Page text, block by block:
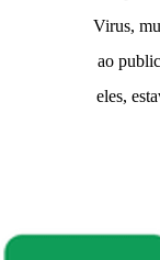
Virus,
ao
eles,